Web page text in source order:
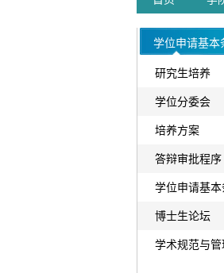
学位申请基本
研究生培养
学位分委会
培养方案
答辩审批程序
学位申请基
博士生论坛
学术规范与管